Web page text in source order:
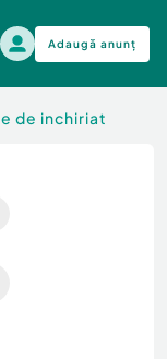
Adaugă anunț
de inchiriat